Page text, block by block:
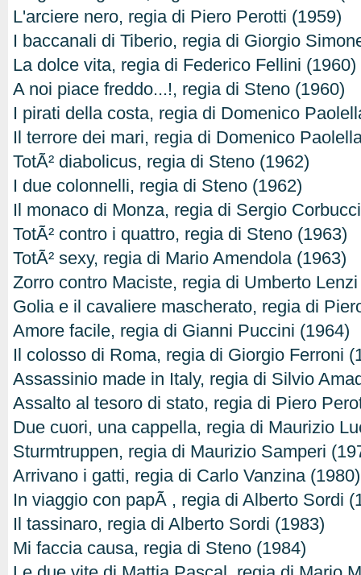
L'arciere nero, regia di Piero Perotti (1959)
I baccanali di Tiberio, regia di Giorgio
La dolce vita, regia di Federico Fellini (1960)
A noi piace freddo...!, regia di Steno (1960)
I pirati della costa, regia di Domenico
Il terrore dei mari, regia di Domenico
TotÃ² diabolicus, regia di Steno (1962)
I due colonnelli, regia di Steno (1962)
Il monaco di Monza, regia di Sergio
TotÃ² contro i quattro, regia di Steno (1963)
TotÃ² sexy, regia di Mario Amendola (1963)
Zorro contro Maciste, regia di Umberto
Golia e il cavaliere mascherato, regia di
Amore facile, regia di Gianni Puccini (1964)
Il colosso di Roma, regia di Giorgio Ferroni
Assassinio made in Italy, regia di Silvio
Assalto al tesoro di stato, regia di Piero
Due cuori, una cappella, regia di Maurizio
Sturmtruppen, regia di Maurizio Samperi
Arrivano i gatti, regia di Carlo Vanzina (1980)
In viaggio con papÃ , regia di Alberto Sordi
Il tassinaro, regia di Alberto Sordi (1983)
Mi faccia causa, regia di Steno (1984)